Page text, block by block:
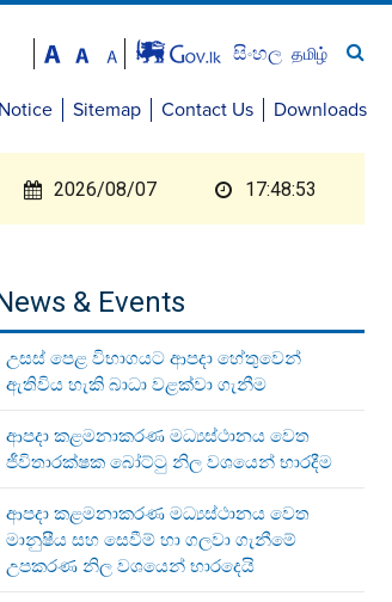
සිංහල தமிழ்
Sitemap Contact Us Downloads
2026/08/07 17:48:53
& Events
උසස් පෙළ විභාගයට ආපදා හේතුවෙන්
ඇතිවිය හැකි බාධා වළක්වා ගැනීම
ආපදා කළමනාකරණ මධ්‍යස්ථානය වෙත
ජීවිතාරක්ෂක බෝට්ටු නිල වශයෙන් භාරදීම
ආපදා කළමනාකරණ මධ්‍යස්ථානය වෙත
මානුෂීය සහ සෙවීම් හා ගලවා ගැනීමේ
උපකරණ නිල වශයෙන් භාරදෙයි